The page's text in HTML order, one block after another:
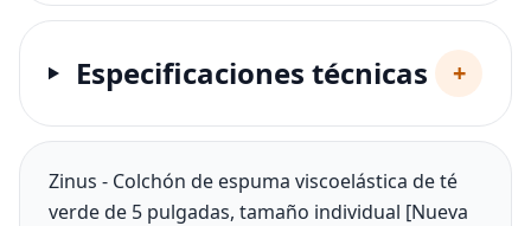
Especificaciones técnicas +
Zinus - Colchón de espuma viscoelástica de té
verde de 5 pulgadas, tamaño individual [Nueva